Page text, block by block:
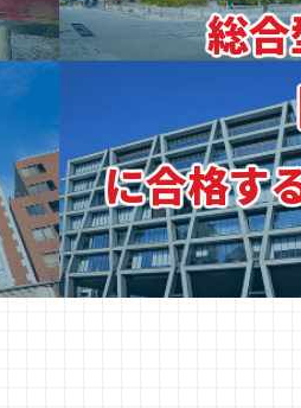
総
に合格す